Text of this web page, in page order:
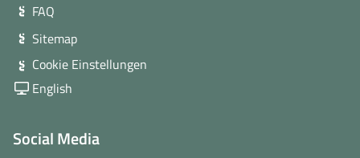
FAQ
Sitemap
Cookie Einstellungen
English
Social Media